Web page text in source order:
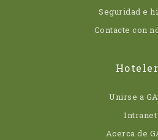
Seguridad e
Contacte con
Unirse a
Intranet
Acerca de